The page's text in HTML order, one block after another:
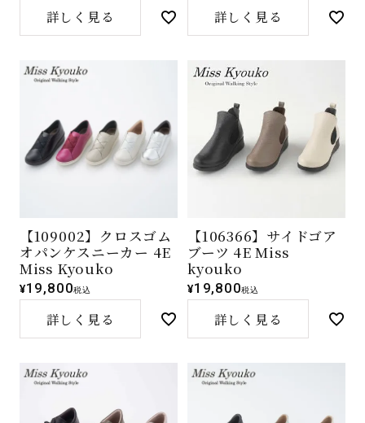
詳しく見る 詳しく見る
【109002】クロスゴム
オパンケスニーカー 4E
Miss Kyouko
¥19,800税込
詳しく見る
【106366】サイドゴア
ブーツ 4E Miss
kyouko
¥19,800税込
詳しく見る